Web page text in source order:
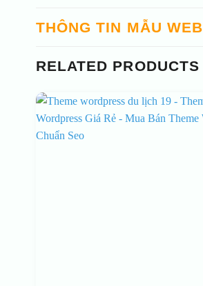
THÔNG TIN MẪU WEB
RELATED PRODUCTS